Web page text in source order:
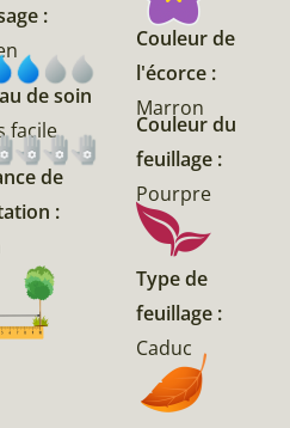
:
de soin
facile
de
:
Couleur de
l'écorce :
Marron
Couleur du
feuillage :
Pourpre
Type de
feuillage :
Caduc